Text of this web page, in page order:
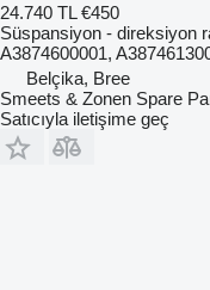
24.740 TL €450
Süspansiyon - direksiyon
A3874600001,
Belçika, Bree
Smeets & Zonen Spare
Satıcıyla iletişime geç